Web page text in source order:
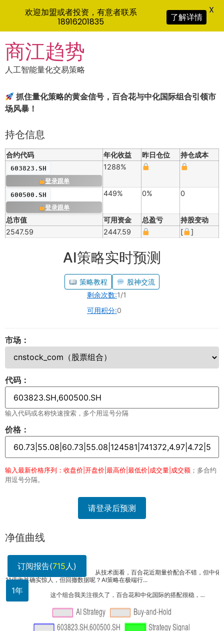
to
content
商江趋势
人工智能量化交易策略
抓住量化策略的黄金信号，百合花与中化国际组合引领市
场风暴！
持仓信息
合约代码 年化收益 昨日仓位 持仓成本
603823.SH
登录跟单
1288%
600500.SH
登录跟单
449% 0% 0
总市值 可用资金 总盈亏
持股变动
2547.59
2447.59 [ ]
AI策略实时预测
策略教程
股神交流
剩余次数:1/1
可用积分:0
市场：
代码：
输入代码或名称快速搜索，多个用逗号分隔
价格：
输入最新价格序列：收盘价|开盘价|最高价|最低价|成交量|成交额 ；多合约
用逗号分隔。
请登录后预测
净值曲线
订阅报告(715人)
1年
这个组合我关注很久了，百合花和中化国际的搭配很稳，...
从技术面看，百合花近期量价配合不错，但中化国际
欢迎加盟或者投资，有意者联系
18916201835
了解详情
X